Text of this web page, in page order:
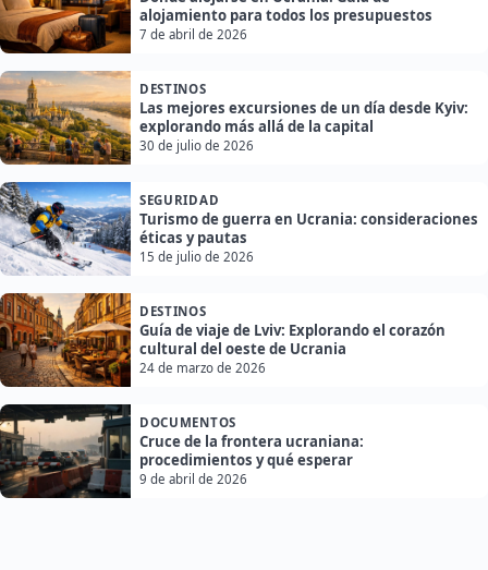
alojamiento para todos los presupuestos
7 de abril de 2026
DESTINOS
Las mejores excursiones de un día desde Kyiv:
explorando más allá de la capital
30 de julio de 2026
SEGURIDAD
Turismo de guerra en Ucrania: consideraciones
éticas y pautas
15 de julio de 2026
DESTINOS
Guía de viaje de Lviv: Explorando el corazón
cultural del oeste de Ucrania
24 de marzo de 2026
DOCUMENTOS
Cruce de la frontera ucraniana:
procedimientos y qué esperar
9 de abril de 2026